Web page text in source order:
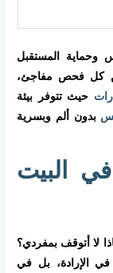
وحماية المستقبل
كل فحص مفاجئ،
حيث تتوفر بيئة
بدون ألم وبسرية
البيت
لا أتوقف بمفردي؟
في الإرادة، بل في